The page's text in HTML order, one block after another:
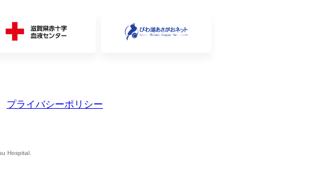
プライバシーポリシー
Hospital.